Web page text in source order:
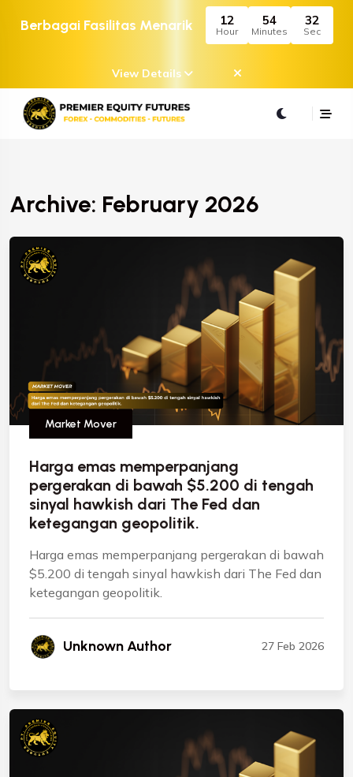
Berbagai Fasilitas Menarik 12
Hour
54
Minutes
32
Sec
View Details
Archive: February 2026
Market Mover
Harga emas memperpanjang
pergerakan di bawah $5.200 di tengah
sinyal hawkish dari The Fed dan
ketegangan geopolitik.
Harga emas memperpanjang pergerakan di bawah
$5.200 di tengah sinyal hawkish dari The Fed dan
ketegangan geopolitik.
Unknown Author 27 Feb 2026